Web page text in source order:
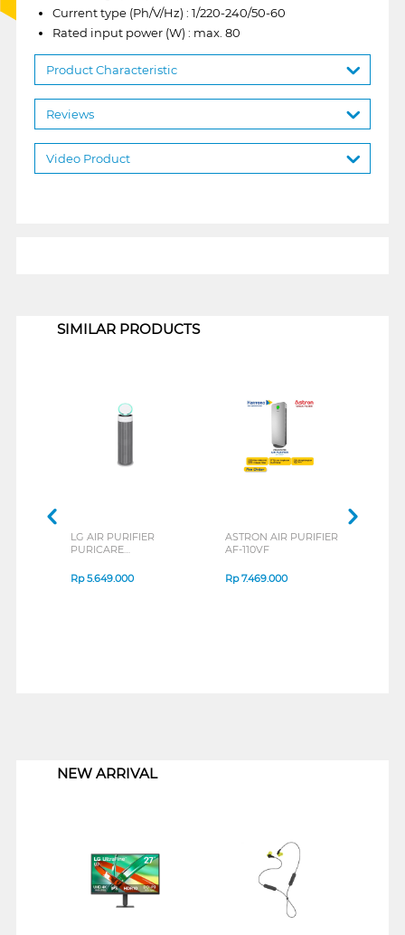
Current type (Ph/V/Hz) : 1/220-240/50-60
Rated input power (W) : max. 80
Product Characteristic
Reviews
Video Product
SIMILAR PRODUCTS
LG AIR PURIFIER
PURICARE
AS55GGWX0
Rp5.649.000
ASTRON AIR PURIFIER
AF-110VF
Rp7.469.000
NEW ARRIVAL